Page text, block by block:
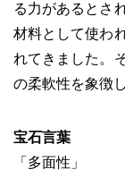
る力があるとさ
材料として使わ
れてきました。
の柔軟性を象徴
宝石言葉
「多面性」